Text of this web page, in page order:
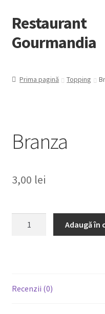
Restaurant
Gourmandia
Preparate
Prima pagină Topping
Branza
3,00 lei
Adaugă în
Recenzii (0)